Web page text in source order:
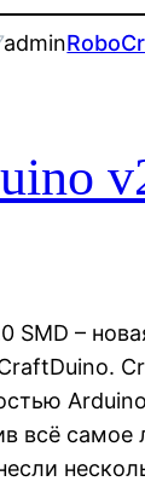
admin
SMD –
всё самое